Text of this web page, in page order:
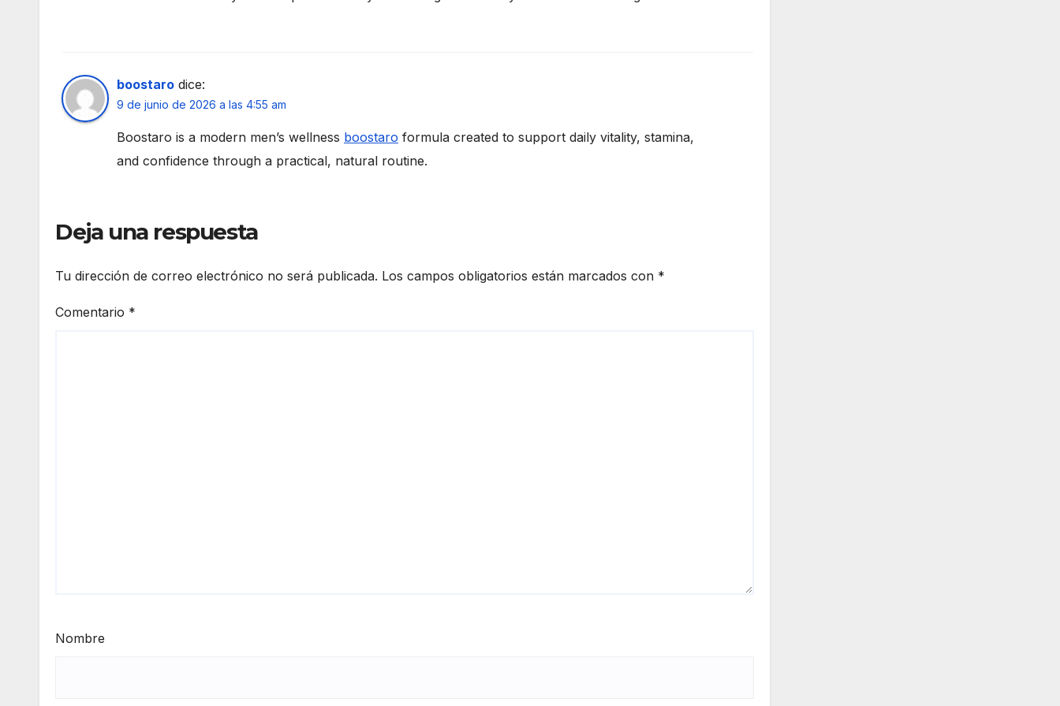
boostaro dice:
9 de junio de 2026 a las 4:55 am
Boostaro is a modern men’s wellness boostaro formula created to support daily vitality, stamina,
and confidence through a practical, natural routine.
Deja una respuesta
Tu dirección de correo electrónico no será publicada. Los campos obligatorios están marcados con *
Comentario *
Nombre